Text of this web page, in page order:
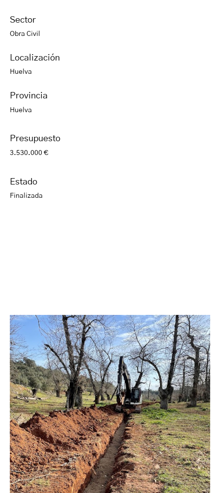
Sector
Obra Civil
Localización
Huelva
Provincia
Huelva
Presupuesto
3.530.000 €
Estado
Finalizada